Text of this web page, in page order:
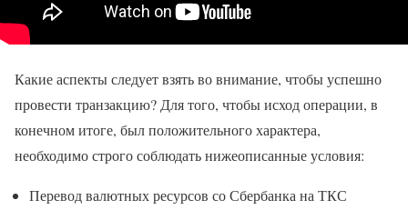
Какие аспекты следует взять во внимание, чтобы успешно
провести транзакцию? Для того, чтобы исход операции, в
конечном итоге, был положительного характера,
необходимо строго соблюдать нижеописанные условия:
Перевод валютных ресурсов со Сбербанка на ТКС